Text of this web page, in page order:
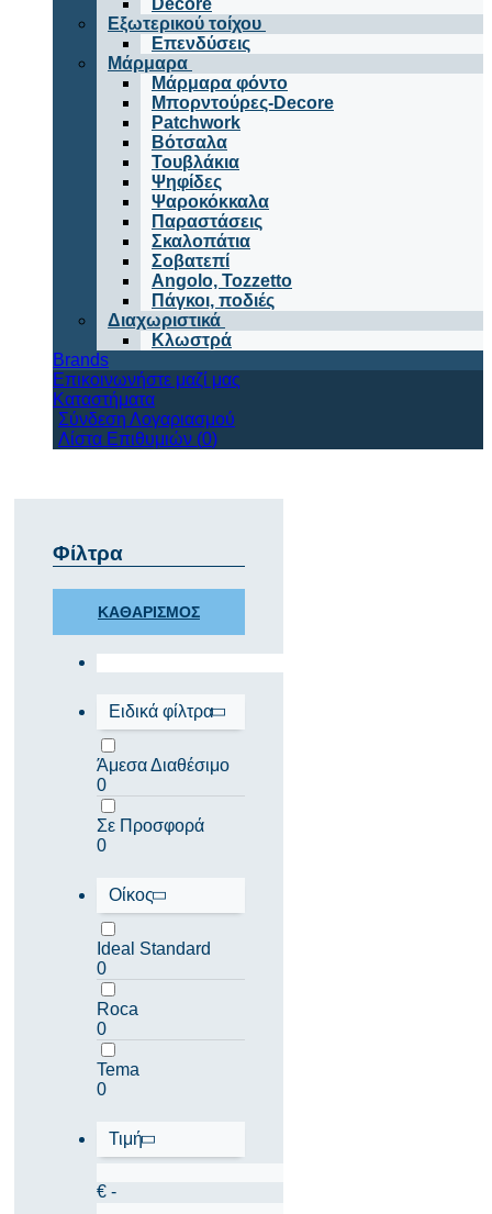
Decore
Εξωτερικού τοίχου
Επενδύσεις
Μάρμαρα
Μάρμαρα φόντο
Μπορντούρες-Decore
Patchwork
Βότσαλα
Τουβλάκια
Ψηφίδες
Ψαροκόκκαλα
Παραστάσεις
Σκαλοπάτια
Σοβατεπί
Angolo, Tozzetto
Πάγκοι, ποδιές
Διαχωριστικά
Κλωστρά
Brands
Επικοινωνήστε μαζί μας
Καταστήματα
Σύνδεση Λογαριασμού
Λίστα Επιθυμιών (0)
Φίλτρα
ΚΑΘΑΡΙΣΜΟΣ
Ειδικά φίλτρα
Άμεσα Διαθέσιμο
0
Σε Προσφορά
0
Οίκος
Ideal Standard
0
Roca
0
Tema
0
Τιμή
€ -